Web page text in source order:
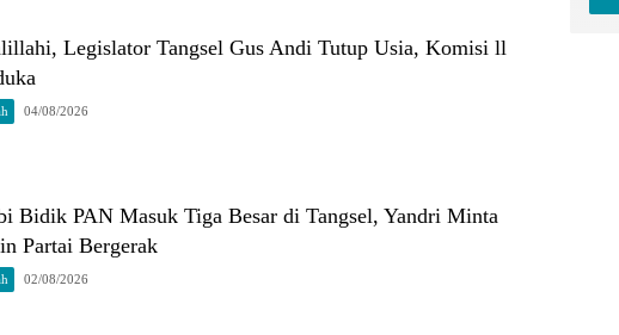
Legislator Tangsel Gus Andi Tutup Usia, Komisi ll
04/08/2026
Bidik PAN Masuk Tiga Besar di Tangsel, Yandri Minta
Partai Bergerak
02/08/2026